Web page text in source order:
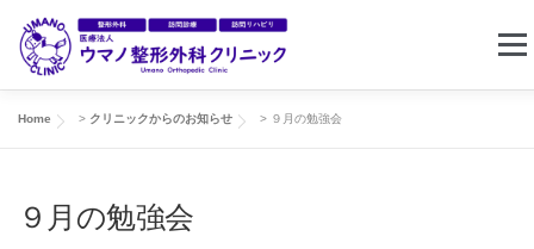
メ
ホーム クリニック案内
訪問リハビリ 求人情報
Home > クリニックからのお知らせ > ９月の勉強会
９月の勉強会